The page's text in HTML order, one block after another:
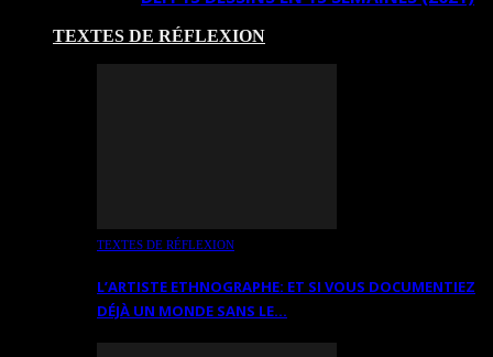
TEXTES DE RÉFLEXION
TEXTES DE RÉFLEXION
L’ARTISTE ETHNOGRAPHE: ET SI VOUS DOCUMENTIEZ
DÉJÀ UN MONDE SANS LE…